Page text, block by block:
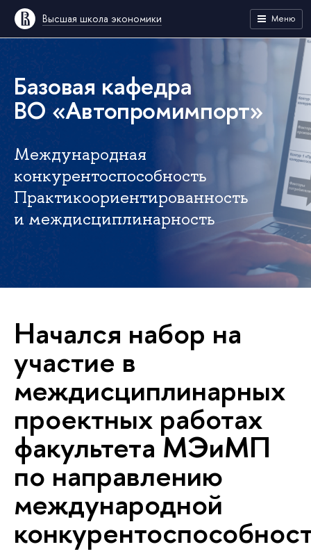
Высшая школа экономики Меню
Базовая кафедра
ВО «Автопромимпорт»
Международная
конкурентоспособность
Практикоориентированность
и междисциплинарность
Начался набор на
участие в
междисциплинарных
проектных работах
факультета МЭиМП
по направлению
международной